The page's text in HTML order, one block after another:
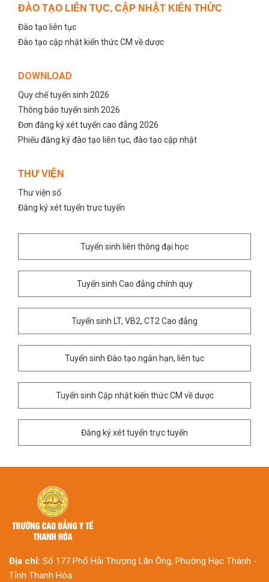
ĐÀO TẠO LIÊN TỤC, CẬP NHẬT KIẾN THỨC
Đào tạo liên tục
Đào tạo cập nhật kiến thức CM về dược
DOWNLOAD
Quy chế tuyến sinh 2026
Thông báo tuyển sinh 2026
Đơn đăng ký xét tuyển cao đẳng 2026
Phiếu đăng ký đào tạo liên tục, đào tạo cập nhật
THƯ VIỆN
Thư viện số
Đăng ký xét tuyển trực tuyến
Tuyển sinh liên thông đại học
Tuyển sinh Cao đẳng chính quy
Tuyển sinh LT, VB2, CT2 Cao đẳng
Tuyển sinh Đào tạo ngắn hạn, liên tục
Tuyển sinh Cập nhật kiến thức CM về dược
Đăng ký xét tuyển trực tuyến
Địa chỉ: Số 177 Phố Hải Thượng Lãn Ông, Phường Hạc Thành -
Tỉnh Thanh Hóa